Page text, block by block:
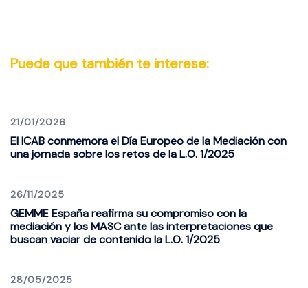
Puede que también te interese:
21/01/2026
El ICAB conmemora el Día Europeo de la Mediación con
una jornada sobre los retos de la L.O. 1/2025
26/11/2025
GEMME España reafirma su compromiso con la
mediación y los MASC ante las interpretaciones que
buscan vaciar de contenido la L.O. 1/2025
28/05/2025